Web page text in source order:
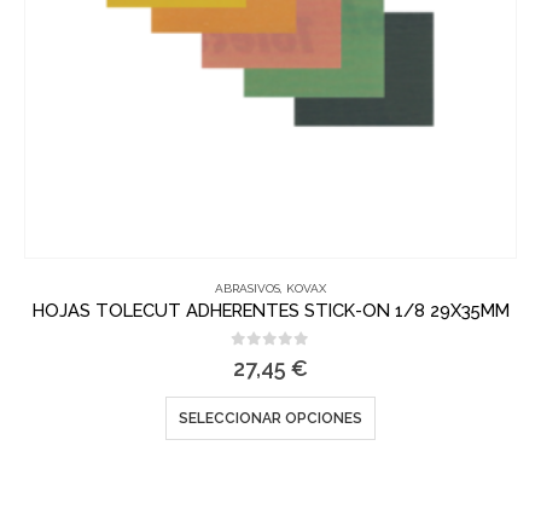
ABRASIVOS KOVAX
HOJAS TOLECUT ADHERENTES STICK-ON 1/8 29X35MM
27,45 €
SELECCIONAR OPCIONES